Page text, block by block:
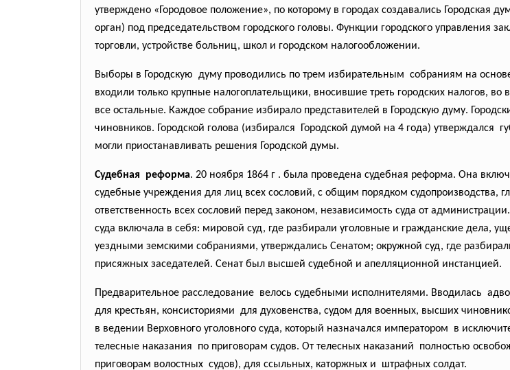
утверждено «Городовое положение», по которому в городах создавались Городская
орган) под председательством городского головы. Функции городского управления
торговли, устройстве больниц, школ и городском налогообложении.
Выборы в Городскую думу проводились по трем избирательным собраниям на
входили только крупные налогоплательщики, вносившие треть городских налогов, во
все остальные. Каждое собрание избирало представителей в Городскую думу.
чиновников. Городской голова (избирался Городской думой на 4 года) утверждался
могли приостанавливать решения Городской думы.
Судебная реформа. 20 ноября 1864 г . была проведена судебная реформа. Она
судебные учреждения для лиц всех сословий, с общим порядком судопроизводства,
ответственность всех сословий перед законом, независимость суда от
суда включала в себя: мировой суд, где разбирали уголовные и гражданские дела,
уездными земскими собраниями, утверждались Сенатом; окружной суд, где
присяжных заседателей. Сенат был высшей судебной и апелляционной инстанцией.
Предварительное расследование велось судебными исполнителями. Вводилась
для крестьян, консисториями для духовенства, судом для военных, высших
в ведении Верховного уголовного суда, который назначался императором в
телесные наказания по приговорам судов. От телесных наказаний полностью
приговорам волостных судов), для ссыльных, каторжных и штрафных солдат.